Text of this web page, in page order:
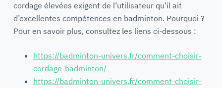
cordage élevées exigent de l’utilisateur qu’il ait
d’excellentes compétences en badminton. Pourquoi ?
Pour en savoir plus, consultez les liens ci-dessous :
https://badminton-univers.fr/comment-choisir-
cordage-badminton/
https://badminton-univers.fr/comment-choisir-